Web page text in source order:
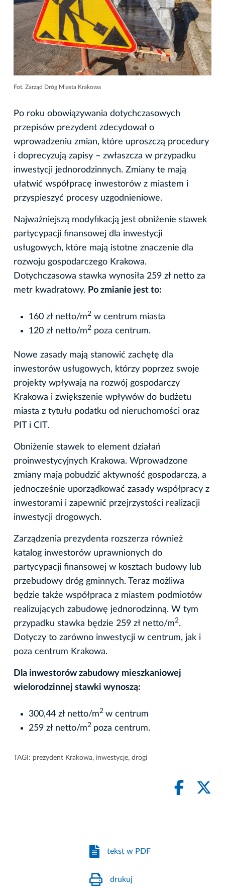
Fot. Zarząd Dróg Miasta Krakowa
Po roku obowiązywania dotychczasowych
przepisów prezydent zdecydował o
wprowadzeniu zmian, które uproszczą procedury
i doprecyzują zapisy – zwłaszcza w przypadku
inwestycji jednorodzinnych. Zmiany te mają
ułatwić współpracę inwestorów z miastem i
przyspieszyć procesy uzgodnieniowe.
Najważniejszą modyfikacją jest obniżenie stawek
partycypacji finansowej dla inwestycji
usługowych, które mają istotne znaczenie dla
rozwoju gospodarczego Krakowa.
Dotychczasowa stawka wynosiła 259 zł netto za
metr kwadratowy. Po zmianie jest to:
160 zł netto/m2 w centrum miasta
120 zł netto/m2 poza centrum.
Nowe zasady mają stanowić zachętę dla
inwestorów usługowych, którzy poprzez swoje
projekty wpływają na rozwój gospodarczy
Krakowa i zwiększenie wpływów do budżetu
miasta z tytułu podatku od nieruchomości oraz
PIT i CIT.
Obniżenie stawek to element działań
proinwestycyjnych Krakowa. Wprowadzone
zmiany mają pobudzić aktywność gospodarczą, a
jednocześnie uporządkować zasady współpracy z
inwestorami i zapewnić przejrzystości realizacji
inwestycji drogowych.
Zarządzenia prezydenta rozszerza również
katalog inwestorów uprawnionych do
partycypacji finansowej w kosztach budowy lub
przebudowy dróg gminnych. Teraz możliwa
będzie także współpraca z miastem podmiotów
realizujących zabudowę jednorodzinną. W tym
przypadku stawka będzie 259 zł netto/m2.
Dotyczy to zarówno inwestycji w centrum, jak i
poza centrum Krakowa.
Dla inwestorów zabudowy mieszkaniowej
wielorodzinnej stawki wynoszą:
300,44 zł netto/m2 w centrum
259 zł netto/m2 poza centrum.
TAGI: prezydent Krakowa, inwestycje, drogi
tekst w PDF
drukuj